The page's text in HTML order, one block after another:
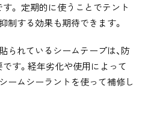
。 定期的に使うことでテント
制する効果も期待できます。
られている シームテープは、防
す。経年劣化や使用によって
ームシーラントを使って補修し